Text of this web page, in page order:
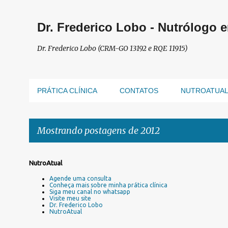
Dr. Frederico Lobo - Nutrólogo
Dr. Frederico Lobo (CRM-GO 13192 e RQE 11915)
PRÁTICA CLÍNICA CONTATOS NUTROATUAL
Mostrando postagens de 2012
P
NutroAtual
Agende uma consulta
Conheça mais sobre minha prática clínica
Siga meu canal no whatsapp
Visite meu site
Dr. Frederico Lobo
NutroAtual